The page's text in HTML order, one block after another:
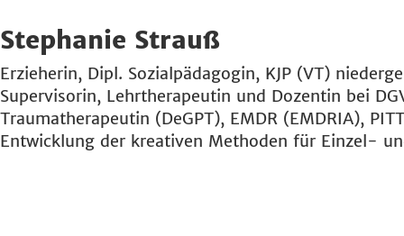
Stephanie Strauß
Erzieherin, Dipl. Sozialpädagogin, KJP (VT)
Supervisorin, Lehrtherapeutin und Dozentin bei
Traumatherapeutin (DeGPT), EMDR (EMDRIA),
Entwicklung der kreativen Methoden für Einzel-